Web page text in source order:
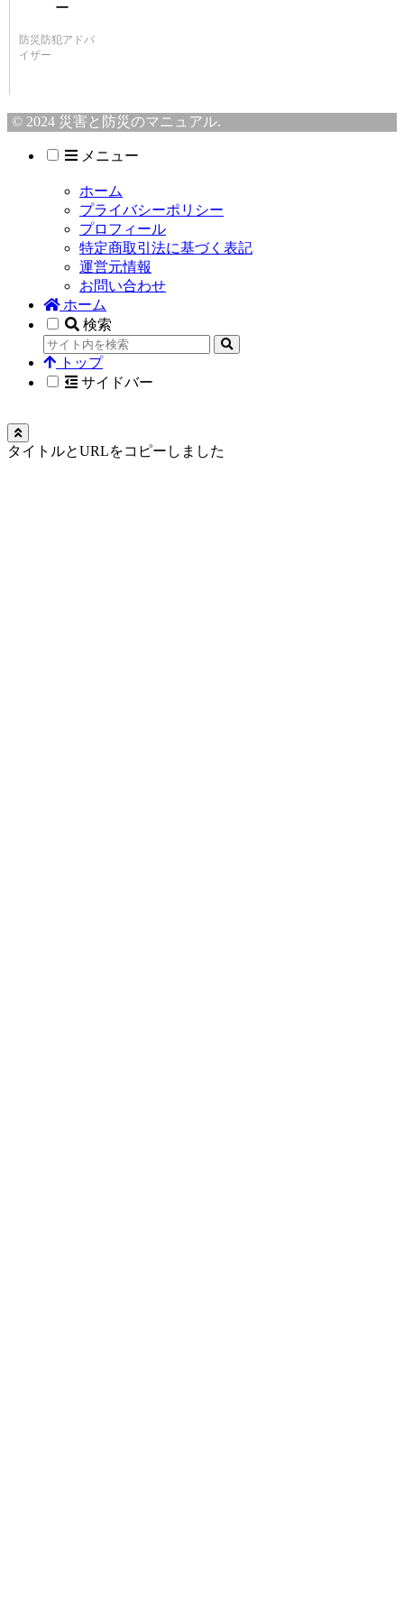
防災防犯アドバ
イザー
© 2024 災害と防災のマニュアル.
メニュー
ホーム
プライバシーポリシー
プロフィール
特定商取引法に基づく表記
運営元情報
お問い合わせ
ホーム
検索
トップ
サイドバー
タイトルとURLをコピーしました